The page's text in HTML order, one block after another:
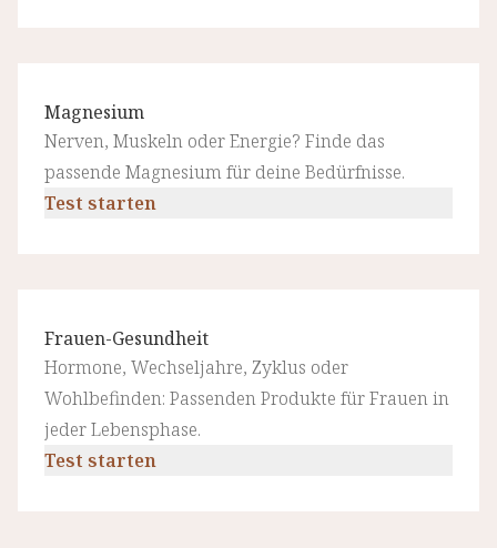
Magnesium
Nerven, Muskeln oder Energie? Finde das
passende Magnesium für deine Bedürfnisse.
Test starten
Frauen-Gesundheit
Hormone, Wechseljahre, Zyklus oder
Wohlbefinden: Passenden Produkte für Frauen in
jeder Lebensphase.
Test starten